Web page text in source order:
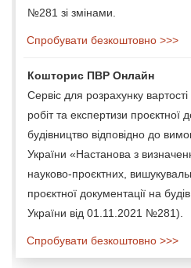
№281 зі змінами.
Спробувати безкоштовно >>>
Кошторис ПВР Онлайн
Сервіс для розрахунку
робіт та експертизи проєктної
будівництво відповідно до
України «Настанова з
науково-проєктних,
проєктної документації на
України від 01.11.2021 №281).
Спробувати безкоштовно >>>